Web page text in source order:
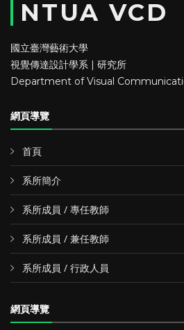
NTUA VCD
國立臺灣藝術大學
視覺傳達設計學系 | 研究所
Department of Visual
網頁導覽
首頁
系所簡介
系所成員 / 專任教師
系所成員 / 兼任教師
系所成員 / 行政人員
網頁導覽